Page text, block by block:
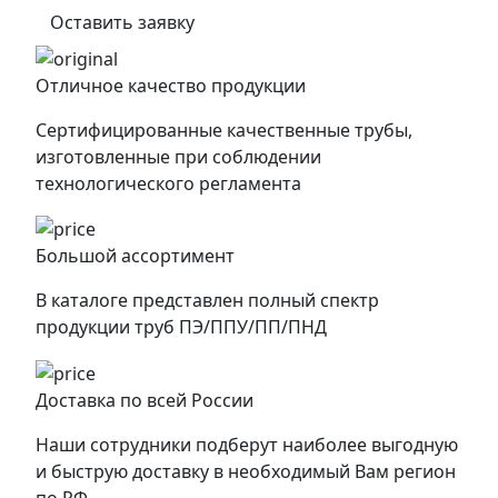
Оставить заявку
Отличное качество продукции
Сертифицированные качественные трубы,
изготовленные при соблюдении
технологического регламента
Большой ассортимент
В каталоге представлен полный спектр
продукции труб ПЭ/ППУ/ПП/ПНД
Доставка по всей России
Наши сотрудники подберут наиболее выгодную
и быструю доставку в необходимый Вам регион